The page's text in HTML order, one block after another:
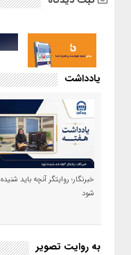
یادداشت
خبرنگار؛ روایتگر آنچه باید شنیده
شود
به روایت تصویر